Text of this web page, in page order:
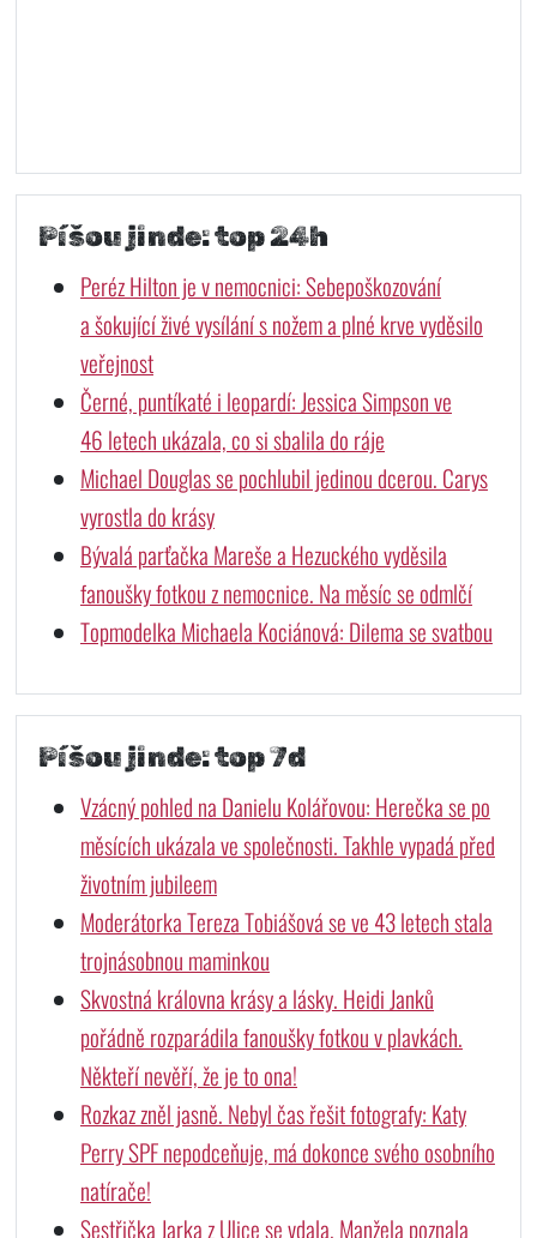
Píšou jinde: top 24h
Peréz Hilton je v nemocnici: Sebepoškozování
a šokující živé vysílání s nožem a plné krve vyděsilo
veřejnost
Černé, puntíkaté i leopardí: Jessica Simpson ve
46 letech ukázala, co si sbalila do ráje
Michael Douglas se pochlubil jedinou dcerou. Carys
vyrostla do krásy
Bývalá parťačka Mareše a Hezuckého vyděsila
fanoušky fotkou z nemocnice. Na měsíc se odmlčí
Topmodelka Michaela Kociánová: Dilema se svatbou
Píšou jinde: top 7d
Vzácný pohled na Danielu Kolářovou: Herečka se po
měsících ukázala ve společnosti. Takhle vypadá před
životním jubileem
Moderátorka Tereza Tobiášová se ve 43 letech stala
trojnásobnou maminkou
Skvostná královna krásy a lásky. Heidi Janků
pořádně rozparádila fanoušky fotkou v plavkách.
Někteří nevěří, že je to ona!
Rozkaz zněl jasně. Nebyl čas řešit fotografy: Katy
Perry SPF nepodceňuje, má dokonce svého osobního
natírače!
Sestřička Jarka z Ulice se vdala. Manžela poznala